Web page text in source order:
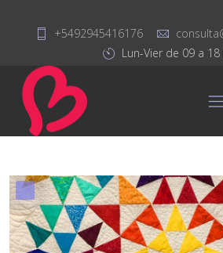
+5492945416176
Lun-Vier de 09 a